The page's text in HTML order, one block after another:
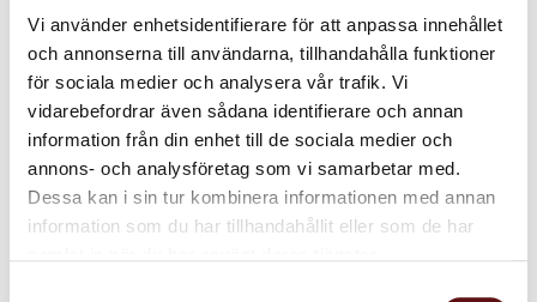
Vi använder enhetsidentifierare för att anpassa innehållet
och annonserna till användarna, tillhandahålla funktioner
för sociala medier och analysera vår trafik. Vi
vidarebefordrar även sådana identifierare och annan
information från din enhet till de sociala medier och
annons- och analysföretag som vi samarbetar med.
Dessa kan i sin tur kombinera informationen med annan
information som du har tillhandahållit eller som de har
Citronmaräng,
Safari, Svart te